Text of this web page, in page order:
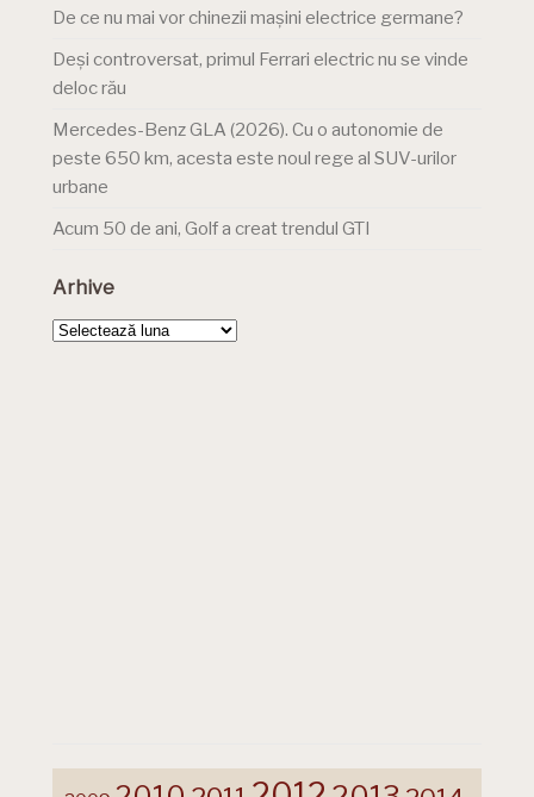
De ce nu mai vor chinezii mașini electrice germane?
Deși controversat, primul Ferrari electric nu se vinde
deloc rău
Mercedes-Benz GLA (2026). Cu o autonomie de
peste 650 km, acesta este noul rege al SUV-urilor
urbane
Acum 50 de ani, Golf a creat trendul GTI
Arhive
Arhive